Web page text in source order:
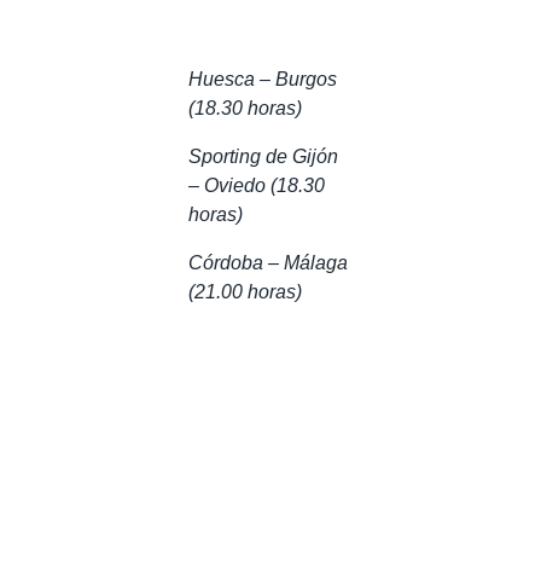
Huesca – Burgos
(18.30 horas)
Sporting de Gijón
– Oviedo (18.30
horas)
Córdoba – Málaga
(21.00 horas)